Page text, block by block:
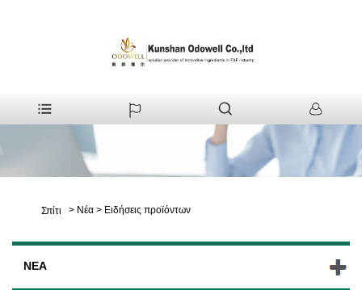
Σπίτι > Νέα > Ειδήσεις προϊόντων
ΝΈΑ